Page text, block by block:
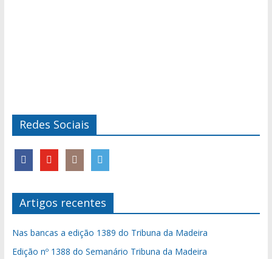
Redes Sociais
Artigos recentes
Nas bancas a edição 1389 do Tribuna da Madeira
Edição nº 1388 do Semanário Tribuna da Madeira